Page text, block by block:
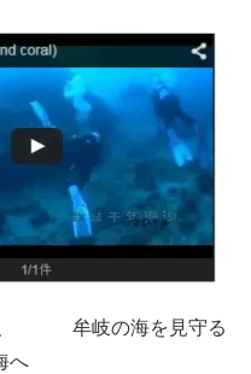
て、 牟岐の海を
へ